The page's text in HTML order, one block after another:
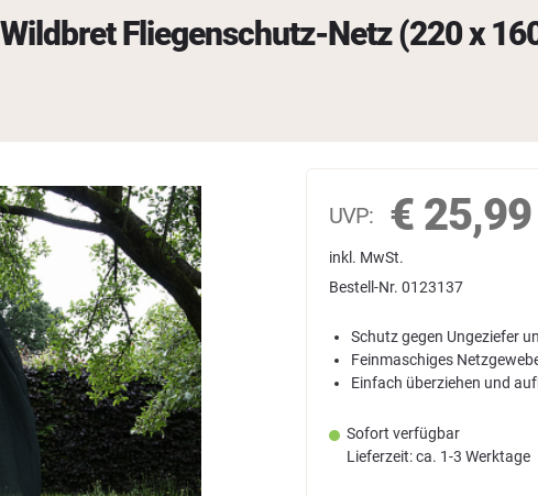
Fliegenschutz-Netz (220 x
UVP: € 25,99
inkl. MwSt.
Bestell-Nr. 0123137
Schutz gegen Ungeziefer
Feinmaschiges
Einfach überziehen und
Sofort verfügbar
Lieferzeit: ca. 1-3 Werktage